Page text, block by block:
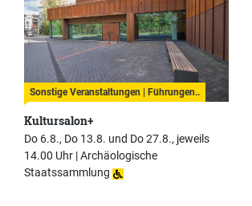
Sonstige Veranstaltungen | Führungen..
Kultursalon+
Do 6.8., Do 13.8. und Do 27.8., jeweils
14.00 Uhr |Archäologische
Staatssammlung